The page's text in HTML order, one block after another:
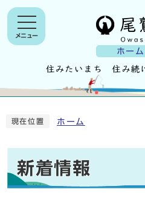
ホー
メニュー
現在位置 ホーム
新着情報